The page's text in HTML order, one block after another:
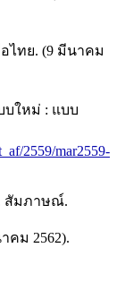
ไทย. (9 มีนาคม
บใหม่ : แบบ
2559/mar2559-
สัมภาษณ์.
คม 2562).